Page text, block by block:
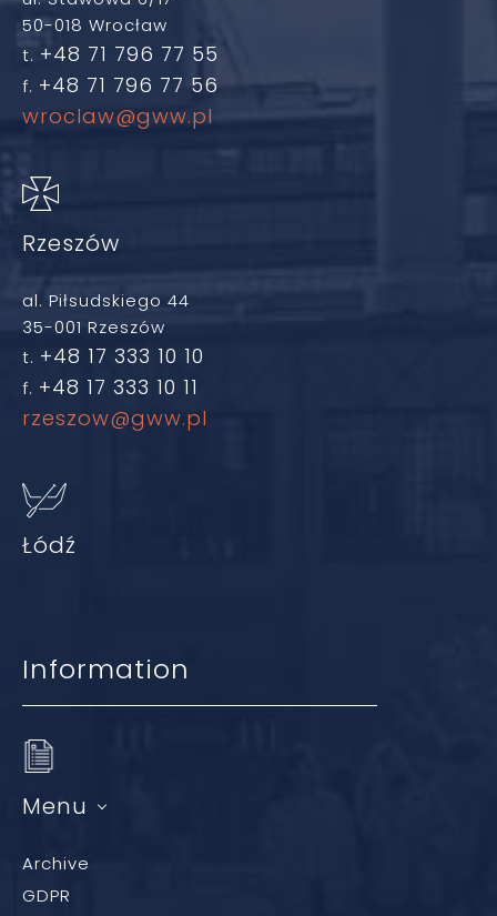
50-018 Wrocław
t. +48 71 796 77 55
f. +48 71 796 77 56
wroclaw@gww.pl
Rzeszów
al. Piłsudskiego 44
35-001 Rzeszów
t. +48 17 333 10 10
f. +48 17 333 10 11
rzeszow@gww.pl
Łódź
Information
Menu
Archive
GDPR